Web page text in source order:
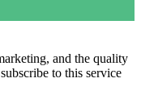
and the quality
to this service